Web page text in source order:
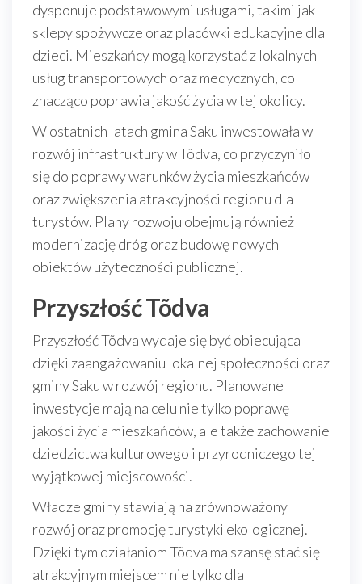
dysponuje podstawowymi usługami, takimi jak
sklepy spożywcze oraz placówki edukacyjne dla
dzieci. Mieszkańcy mogą korzystać z lokalnych
usług transportowych oraz medycznych, co
znacząco poprawia jakość życia w tej okolicy.
W ostatnich latach gmina Saku inwestowała w
rozwój infrastruktury w Tõdva, co przyczyniło
się do poprawy warunków życia mieszkańców
oraz zwiększenia atrakcyjności regionu dla
turystów. Plany rozwoju obejmują również
modernizację dróg oraz budowę nowych
obiektów użyteczności publicznej.
Przyszłość Tõdva
Przyszłość Tõdva wydaje się być obiecująca
dzięki zaangażowaniu lokalnej społeczności oraz
gminy Saku w rozwój regionu. Planowane
inwestycje mają na celu nie tylko poprawę
jakości życia mieszkańców, ale także zachowanie
dziedzictwa kulturowego i przyrodniczego tej
wyjątkowej miejscowości.
Władze gminy stawiają na zrównoważony
rozwój oraz promocję turystyki ekologicznej.
Dzięki tym działaniom Tõdva ma szansę stać się
atrakcyjnym miejscem nie tylko dla